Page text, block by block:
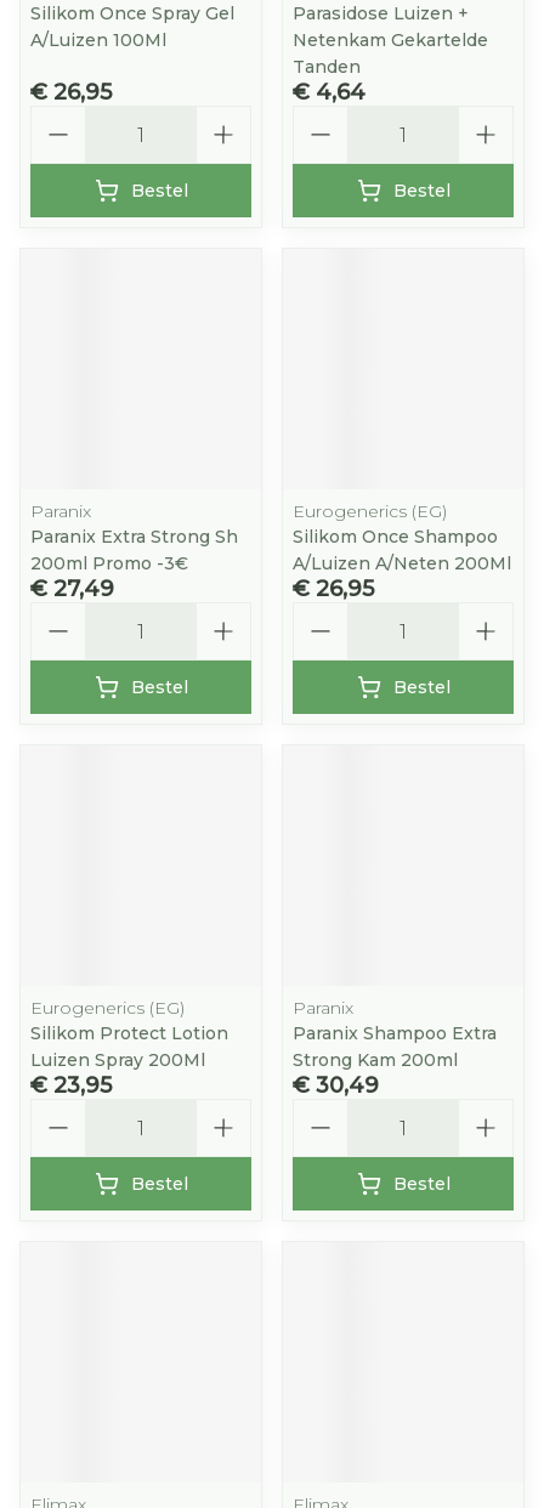
Silikom Once Spray Gel
A/Luizen 100Ml
€ 26,95
Bestel
Parasidose Luizen +
Netenkam Gekartelde
Tanden
€ 4,64
Bestel
Paranix
Paranix Extra Strong Sh
200ml Promo -3€
€ 27,49
Bestel
Eurogenerics (EG)
Silikom Once Shampoo
A/Luizen A/Neten 200Ml
€ 26,95
Bestel
Eurogenerics (EG)
Silikom Protect Lotion
Luizen Spray 200Ml
€ 23,95
Bestel
Paranix
Paranix Shampoo Extra
Strong Kam 200ml
€ 30,49
Bestel